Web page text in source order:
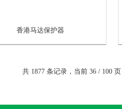
香港马达保护器
共 1877 条记录，当前 36 / 100 页